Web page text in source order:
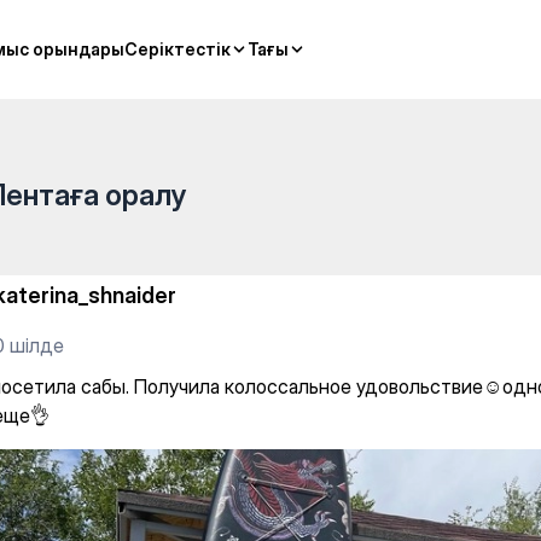
орындарыСеріктестік Тағы
орындарыСеріктестік Тағы
оралу
шілде
сабы. Получила колоссальное